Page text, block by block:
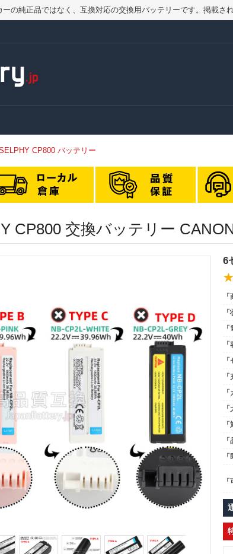
の純正品ではなく、互換対応の交換用バッテリーです。掲載
CP800 バッテリー
CP800 交換バッテリー
6